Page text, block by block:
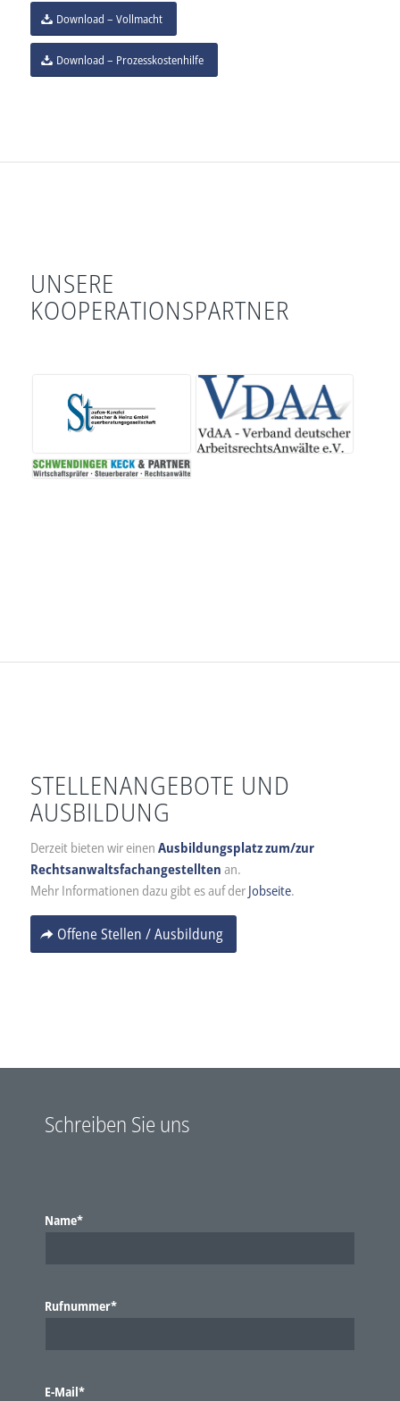
Download – Vollmacht
Download – Prozesskostenhilfe
UNSERE
KOOPERATIONSPARTNER
STELLENANGEBOTE UND
AUSBILDUNG
Derzeit bieten wir einen Ausbildungsplatz zum/zur
Rechtsanwaltsfachangestellten an.
Mehr Informationen dazu gibt es auf der Jobseite.
Offene Stellen / Ausbildung
Schreiben Sie uns
Name*
Rufnummer*
E-Mail*